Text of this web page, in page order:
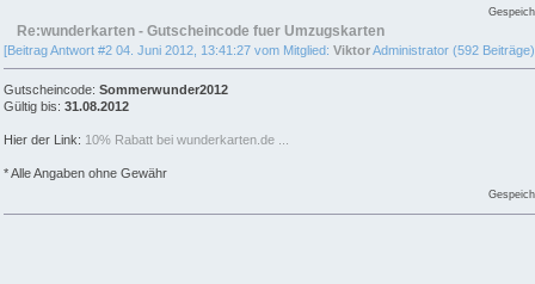
Re:wunderkarten - Gutscheincode fuer Umzugskarten
[Beitrag Antwort #2 04. Juni 2012, 13:41:27 vom Mitglied: ViktorAdministrator (592
Gutscheincode: Sommerwunder2012
Gültig bis: 31.08.2012
Hier der Link: 10% Rabatt bei wunderkarten.de ...
* Alle Angaben ohne Gewähr